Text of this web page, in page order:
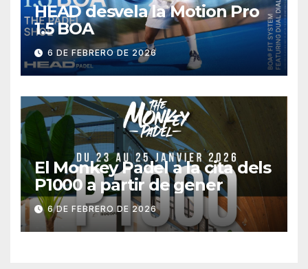
HEAD desvela la Motion Pro
1.5 BOA
6 DE FEBRERO DE 2026
El Monkey Padel a la cita dels
P1000 a partir de gener
6 DE FEBRERO DE 2026